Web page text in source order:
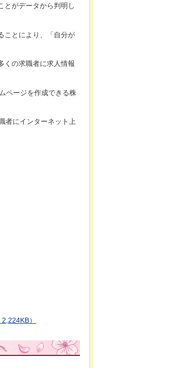
とがデータから判明し
ことにより、「自分が
くの求職者に求人情報
ページを作成できる株
者にインターネット上
2,224KB）